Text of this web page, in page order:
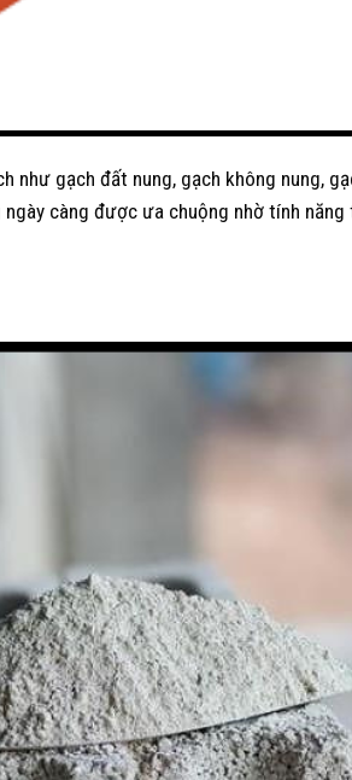
gạch đất nung, gạch không nung,
càng được ưa chuộng nhờ tính năng